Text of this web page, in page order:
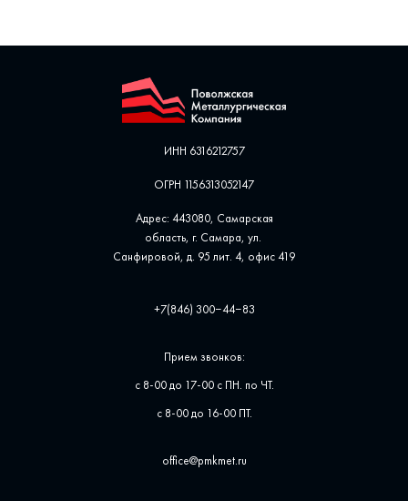
ИНН 6316212757
ОГРН 1156313052147
Адрес: 443080, Самарская
область, г. Самара, ул. ​
Санфировой, д. 95 лит. 4, офис ​419
+7(846) 300‒44‒83
Прием звонков:
с 8-00 до 17-00 с ПН. по ЧТ.
с 8-00 до 16-00 ПТ.
office@pmkmet.ru